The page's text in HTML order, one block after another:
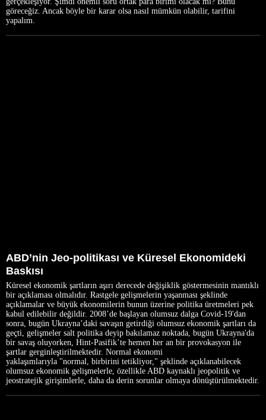
göreceğiz. Ancak böyle bir karar olsa nasıl mümkün olabilir, tarifini
yapalım.
ABD’nin Jeo-politikası ve Küresel Ekonomideki
Baskısı
Küresel ekonomik şartların aşırı derecede değişiklik göstermesinin mantıklı
bir açıklaması olmalıdır. Rastgele gelişmelerin yaşanması şeklinde
açıklamalar ve büyük ekonomilerin bunun üzerine politika üretmeleri pek
kabul edilebilir değildir. 2008’de başlayan olumsuz dalga Covid-19'dan
sonra, bugün Ukrayna’daki savaşın getirdiği olumsuz ekonomik şartları da
geçti, gelişmeler salt politika deyip bakılamaz noktada, bugün Ukrayna'da
bir savaş oluyorken, Hint-Pasifik’te hemen her an bir provokasyon ile
şartlar gerginleştirilmektedir. Normal ekonomi
yaklaşımlarıyla "normal, birbirini tetikliyor," şeklinde açıklanabilecek
olumsuz ekonomik gelişmelerle, özellikle ABD kaynaklı jeopolitik ve
jeostratejik girişimlerle, daha da derin sorunlar olmaya dönüştürülmektedir.